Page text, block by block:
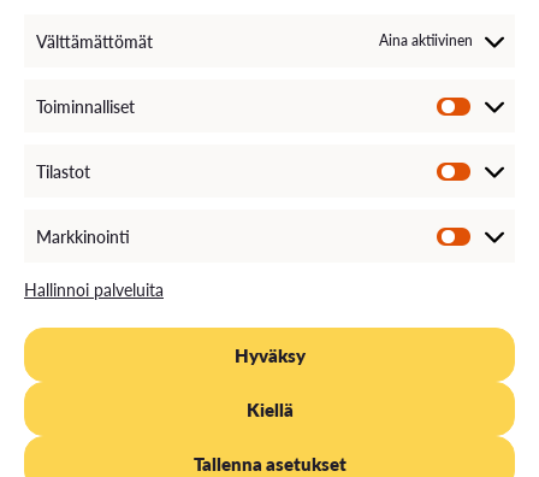
Välttämättömät Aina aktiivinen
Toiminnalliset
Tilastot
Markkinointi
Hallinnoi palveluita
Hyväksy
Kiellä
Tallenna asetukset
Henkilöstöhaku
Avoimet työpaikat
VAMKin palautekanava
TIETOSUOJA EVÄSTEKÄYTÄNTÖ
ASIAKIRJAJULKISUUSKUVAUS